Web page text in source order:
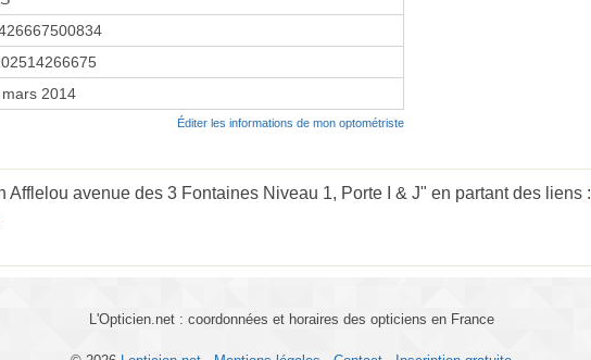
2014
Éditer les informations de mon optométriste
Afflelou avenue des 3 Fontaines Niveau 1, Porte I & J" en partant des liens :
L'Opticien.net : coordonnées et horaires des opticiens en France